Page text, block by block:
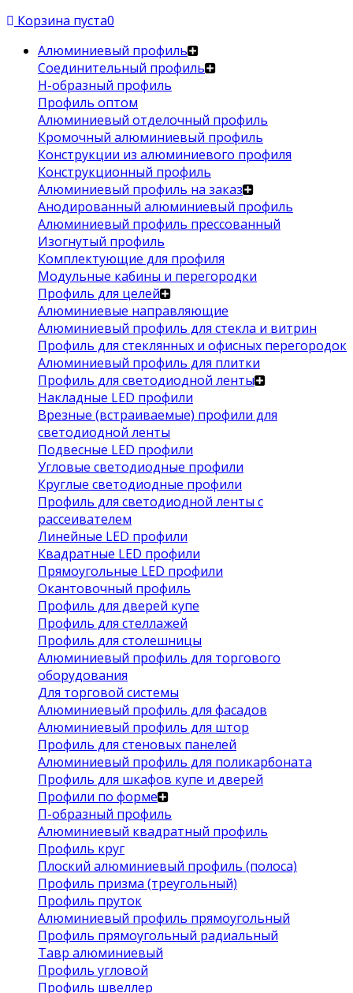
Корзина пуста0
Алюминиевый профиль
Соединительный профиль
Н-образный профиль
Профиль оптом
Алюминиевый отделочный профиль
Кромочный алюминиевый профиль
Конструкции из алюминиевого профиля
Конструкционный профиль
Алюминиевый профиль на заказ
Анодированный алюминиевый профиль
Алюминиевый профиль прессованный
Изогнутый профиль
Комплектующие для профиля
Модульные кабины и перегородки
Профиль для целей
Алюминиевые направляющие
Алюминиевый профиль для стекла и витрин
Профиль для стеклянных и офисных перегородок
Алюминиевый профиль для плитки
Профиль для светодиодной ленты
Накладные LED профили
Врезные (встраиваемые) профили для
светодиодной ленты
Подвесные LED профили
Угловые светодиодные профили
Круглые светодиодные профили
Профиль для светодиодной ленты с
рассеивателем
Линейные LED профили
Квадратные LED профили
Прямоугольные LED профили
Окантовочный профиль
Профиль для дверей купе
Профиль для стеллажей
Профиль для столешницы
Алюминиевый профиль для торгового
оборудования
Для торговой системы
Алюминиевый профиль для фасадов
Алюминиевый профиль для штор
Профиль для стеновых панелей
Алюминиевый профиль для поликарбоната
Профиль для шкафов купе и дверей
Профили по форме
П-образный профиль
Алюминиевый квадратный профиль
Профиль круг
Плоский алюминиевый профиль (полоса)
Профиль призма (треугольный)
Профиль пруток
Алюминиевый профиль прямоугольный
Профиль прямоугольный радиальный
Тавр алюминиевый
Профиль угловой
Профиль швеллер